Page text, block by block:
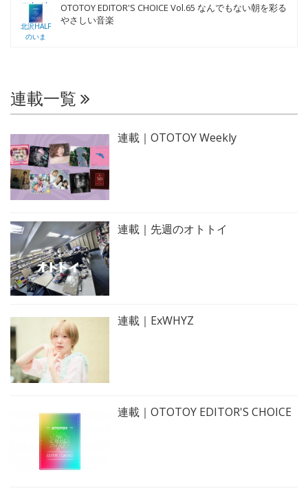
OTOTOY EDITOR'S CHOICE Vol.65 なんでもない朝を彩る
やさしい音楽
連載一覧
連載｜OTOTOY Weekly
連載｜先週のオトトイ
連載｜ExWHYZ
連載｜OTOTOY EDITOR'S CHOICE